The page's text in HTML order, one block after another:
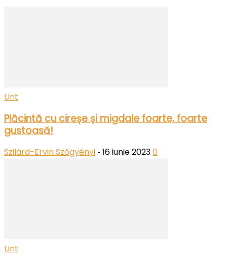
Unt
Plăcintă cu cireșe și migdale foarte, foarte
gustoasă!
Szilárd-Ervin Szőgyényi - 16 iunie 20230
Unt